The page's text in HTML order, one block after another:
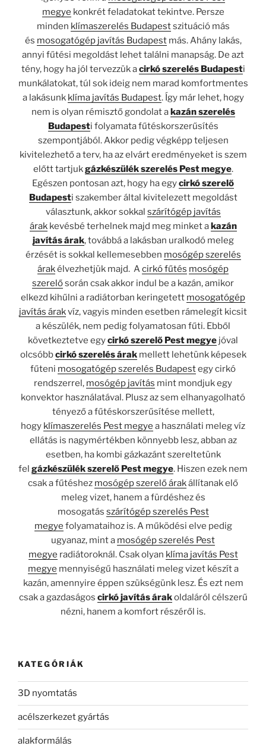
megye konkrét feladatokat tekintve. Persze
minden klímaszerelés Budapestszituáció más
és mosogatógép javítás Budapestmás. Ahány lakás,
annyi fűtési megoldást lehet találni manapság. De azt
tény, hogy ha jól tervezzük acirkó szerelés Budapesti
munkálatokat, túl sok ideig nem marad komfortmentes
a lakásunk klíma javítás Budapest. Így már lehet, hogy
nem is olyan rémisztő gondolat akazán szerelés
Budapesti folyamata fűtéskorszerűsítés
szempontjából. Akkor pedig végképp teljesen
kivitelezhető a terv, ha az elvárt eredményeket is szem
előtt tartjukgázkészülék szerelés Pest megye.
Egészen pontosan azt, hogy ha egycirkó szerelő
Budapesti szakember által kivitelezett megoldást
választunk, akkor sokkal szárítógép javítás
árakkevésbé terhelnek majd meg minket akazán
javítás árak, továbbá a lakásban uralkodó meleg
érzését is sokkal kellemesebben mosógép szerelés
árakélvezhetjük majd. Acirkó fűtés mosógép
szerelősorán csak akkor indul be a kazán, amikor
elkezd kihűlni a radiátorban keringetett mosogatógép
javítás árakvíz, vagyis minden esetben rámelegít kicsit
a készülék, nem pedig folyamatosan fűti. Ebből
következtetve egycirkó szerelő Pest megye jóval
olcsóbbcirkó szerelés árakmellett lehetünk képesek
fűteni mosogatógép szerelés Budapestegy cirkó
rendszerrel, mosógép javítás mint mondjuk egy
konvektor használatával. Plusz az sem elhanyagolható
tényező a fűtéskorszerűsítése mellett,
hogy klímaszerelés Pest megye a használati meleg víz
ellátás is nagymértékben könnyebb lesz, abban az
esetben, ha kombi gázkazánt szereltetünk
fel gázkészülék szerelő Pest megye. Hiszen ezek nem
csak a fűtéshez mosógép szerelő árakállítanak elő
meleg vizet, hanem a fürdéshez és
mosogatás szárítógép szerelés Pest
megye folyamataihoz is. A működési elve pedig
ugyanaz, mint a mosógép szerelés Pest
megye radiátoroknál. Csak olyan klíma javítás Pest
megye mennyiségű használati meleg vizet készít a
kazán, amennyire éppen szükségünk lesz. És ezt nem
csak a gazdaságos cirkó javítás árakoldaláról célszerű
nézni, hanem a komfort részéről is.
KATEGÓRIÁK
3D nyomtatás
acélszerkezet gyártás
alakformálás